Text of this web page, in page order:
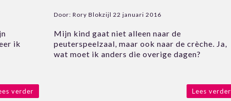
ik
verder
Door: Rory Blokzijl 22 januari 2016
Mijn kind gaat niet alleen naar de
peuterspeelzaal, maar ook naar de crèche. Ja,
wat moet ik anders die overige dagen?
Lees verder